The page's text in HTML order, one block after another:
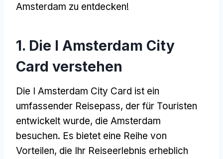
Amsterdam zu entdecken!
1. Die I Amsterdam City
Card verstehen
Die I Amsterdam City Card ist ein
umfassender Reisepass, der für Touristen
entwickelt wurde, die Amsterdam
besuchen. Es bietet eine Reihe von
Vorteilen, die Ihr Reiseerlebnis erheblich